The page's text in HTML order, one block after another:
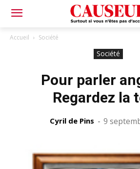
Accueil Société
Société
Pour parler
Regardez la
Cyril de Pins - 9